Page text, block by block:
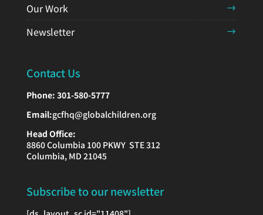
Our Work
Newsletter
Contact Us
Phone: 301-580-5777
Email:gcfhq@globalchildren.org
Head Office:
8860 Columbia 100 PKWY STE 312
Columbia, MD 21045
Subscribe to our newsletter